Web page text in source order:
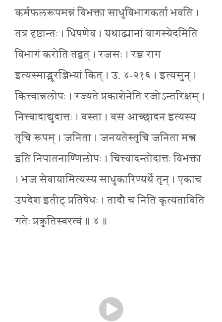
कर्मफलरूपमन्नं विभक्ता साधुविभागकर्ता भवति ।
तत्र दृष्ठान्तः । धिषणेव । यथाढ्यानां वागस्येदमिति
विभागं करोति तद्वत् । रजसः । रन्ज राग
इत्यस्माद्भूरञ्जिभ्यां कित् । उ. ४-२१६ । इत्यसुन् ।
कित्त्वान्नलोपः । रज्यते प्रकाशेनेति रजोऽन्तरिक्षम् ।
नित्त्वादाद्युदात्तः । वस्ता । वस आच्छादन इत्यस्य
तृचि रूपम् । जनिता । जनयतेस्तृचि जनिता मन्त्र
इति निपातनाण्णिलोपः । चित्त्वादन्तोदात्तः विभक्ता
। भज सेवायामित्यस्य साधुकारिण्यर्थे तृन् । एकाच
उपदेश इतीट् प्रतिषेधः । तादौ च निति कृत्यताविति
गतेः प्रक्रुतिस्वरत्वं ॥ ४ ॥